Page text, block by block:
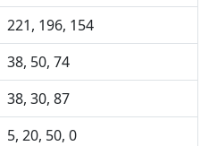
221, 196, 154
38, 50, 74
38, 30, 87
5, 20, 50, 0